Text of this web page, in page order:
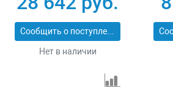
прямой привод,
масляный MTX 58033
Сообщить о поступлении
Нет в наличии